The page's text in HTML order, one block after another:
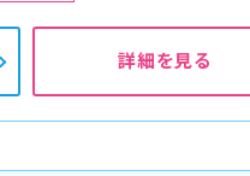
詳細を見る